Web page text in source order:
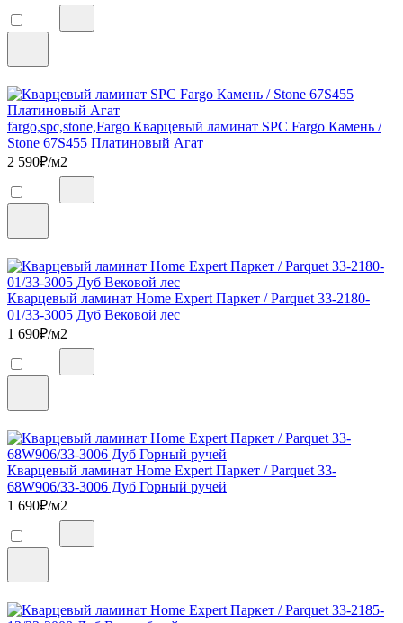
fargo,spc,stone,Fargo Кварцевый ламинат SPC Fargo Камень /
Stone 67S455 Платиновый Агат
2 590₽/м2
Кварцевый ламинат Home Expert Паркет / Parquet 33-2180-
01/33-3005 Дуб Вековой лес
1 690₽/м2
Кварцевый ламинат Home Expert Паркет / Parquet 33-
68W906/33-3006 Дуб Горный ручей
1 690₽/м2